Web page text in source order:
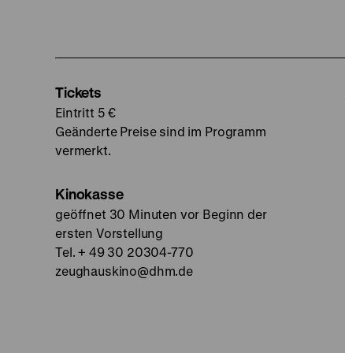
Tickets
Eintritt 5 €
Geänderte Preise sind im Programm
vermerkt.
Kinokasse
geöffnet 30 Minuten vor Beginn der
ersten Vorstellung
Tel. + 49 30 20304-770
zeughauskino@dhm.de